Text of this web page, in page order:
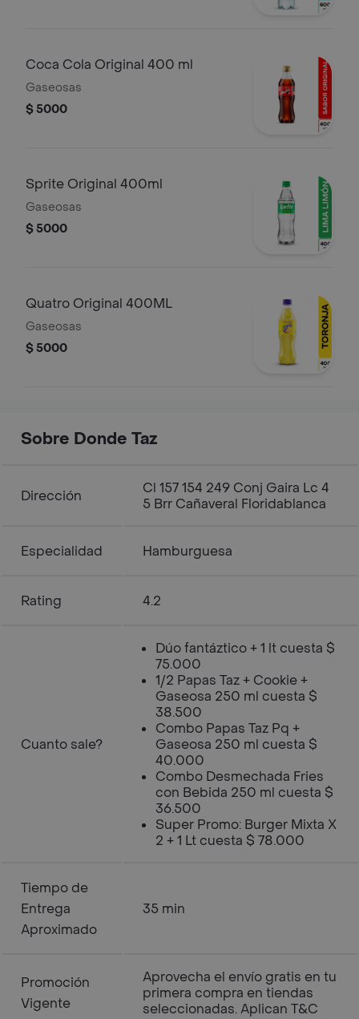
Coca Cola Original 400 ml
Gaseosas
$ 5000
Sprite Original 400ml
Gaseosas
$ 5000
Quatro Original 400ML
Gaseosas
$ 5000
Sobre Donde Taz
Dirección
Cl 157 154 249 Conj Gaira Lc 4
5 Brr Cañaveral Floridablanca
Especialidad Hamburguesa
Rating 4.2
Cuanto sale?
Dúo fantáztico + 1 lt cuesta $
75.000
1/2 Papas Taz + Cookie +
Gaseosa 250 ml cuesta $
38.500
Combo Papas Taz Pq +
Gaseosa 250 ml cuesta $
40.000
Combo Desmechada Fries
con Bebida 250 ml cuesta $
36.500
Super Promo: Burger Mixta X
2 + 1 Lt cuesta $ 78.000
Tiempo de
Entrega
Aproximado
35 min
Promoción
Vigente
Aprovecha el envío gratis en tu
primera compra en tiendas
seleccionadas. Aplican T&C